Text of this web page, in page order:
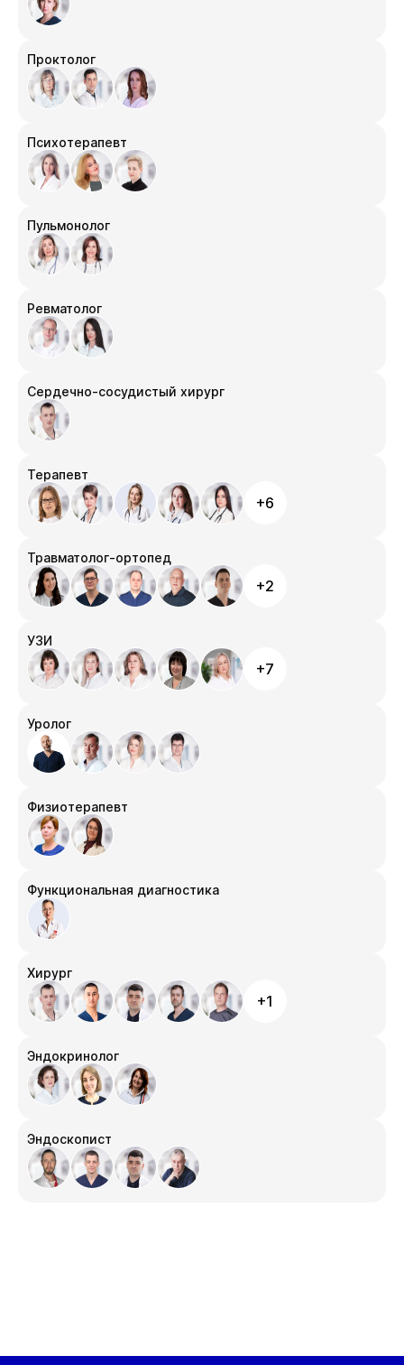
Проктолог
Психотерапевт
Пульмонолог
Ревматолог
Сердечно-сосудистый хирург
Терапевт
+6
Травматолог-ортопед
+2
УЗИ
+7
Уролог
Физиотерапевт
Функциональная диагностика
Хирург
+1
Эндокринолог
Эндоскопист